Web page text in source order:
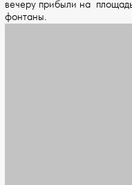
вечеру прибыли на
фонтаны.